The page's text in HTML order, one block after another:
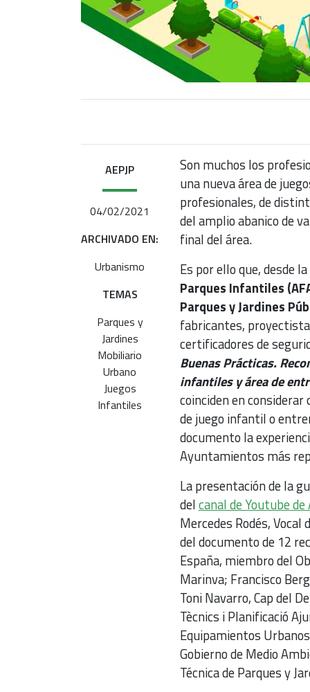
AEPJP
04/02/2021
ARCHIVADO EN:
Urbanismo
TEMAS
Parques y
Jardines
Mobiliario
Urbano
Juegos
Infantiles
Son muchos los
una nueva área de
profesionales, de
del amplio abanico de
final del área.
Es por ello que, desde la
Parques Infantiles
Parques y Jardines
fabricantes,
certificadores de
Buenas Prácticas.
infantiles y área de
coinciden en
de juego infantil o
documento la
Ayuntamientos más
La presentación de la
delcanal de Youtube de
Mercedes Rodés,
del documento de 12
España, miembro del
Marinva; Francisco
Toni Navarro, Cap del
Tècnics i Planificació
Equipamientos
Gobierno de Medio
Técnica de Parques y